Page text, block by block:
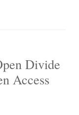
Divide
Access